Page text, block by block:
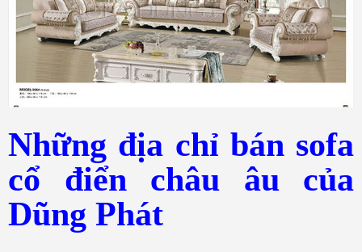
Những địa chỉ bán sofa
cổ điển châu âu của
Dũng Phát